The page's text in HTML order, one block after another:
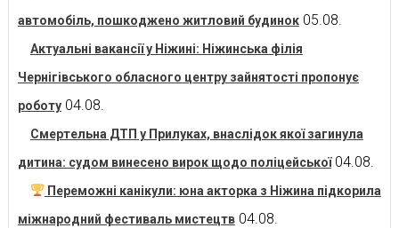
автомобіль, пошкоджено житловий будинок 05.08.
Актуальні вакансії у Ніжині: Ніжинська філія
Чернігівського обласного центру зайнятості пропонує
роботу 04.08.
Смертельна ДТП у Прилуках, внаслідок якої загинула
дитина: судом винесено вирок щодо поліцейської 04.08.
Переможні канікули: юна акторка з Ніжина підкорила
міжнародний фестиваль мистецтв 04.08.